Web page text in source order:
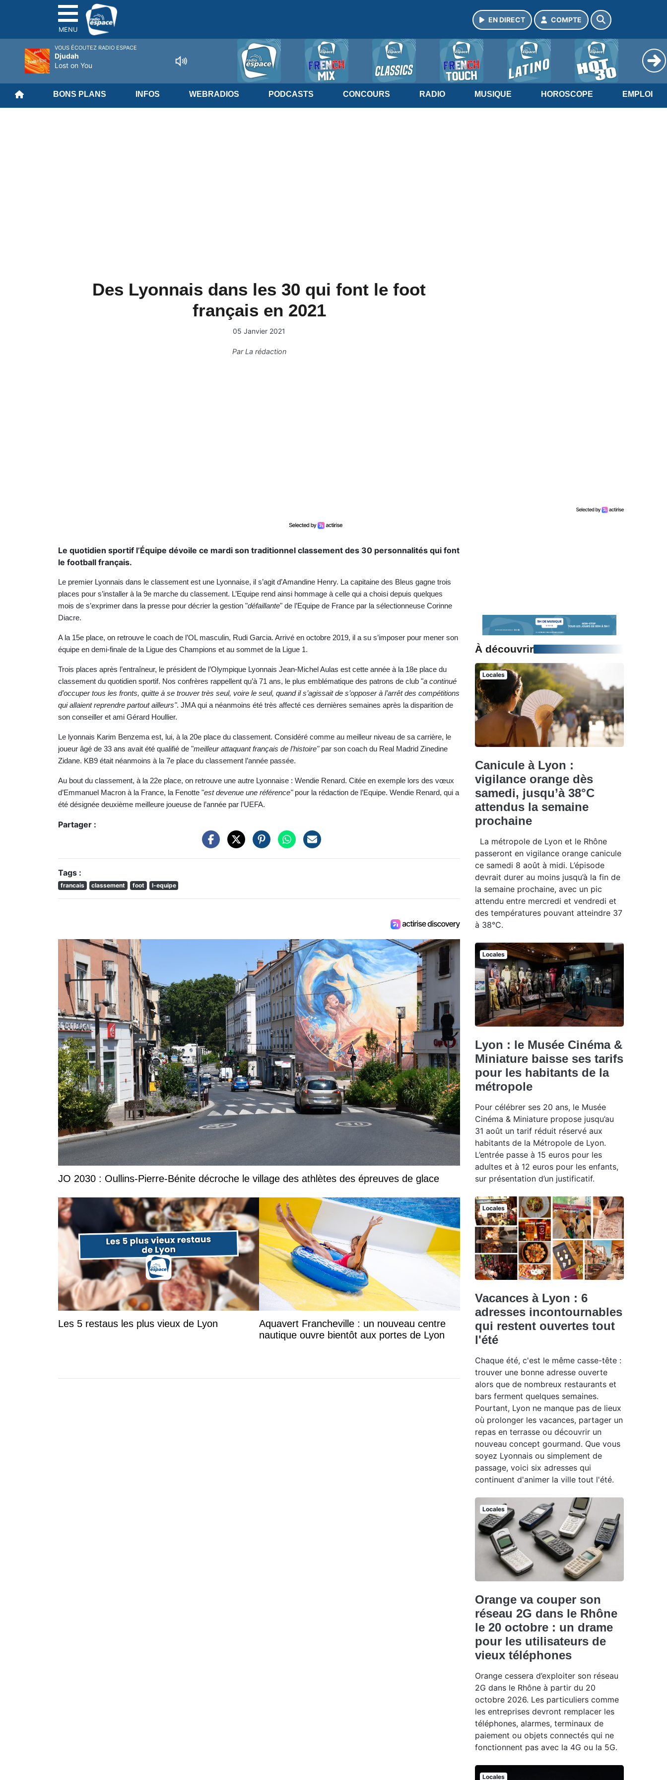
MENU
EN DIRECT COMPTE
BONS PLANS INFOS WEBRADIOS PODCASTS CONCOURS RADIO MUSIQUE HOROSCOPE EMPLOI
Des Lyonnais dans les 30 qui font le foot
français en 2021
05 Janvier 2021
ParLa rédaction
Le quotidien sportif l’Équipe dévoile ce mardi son traditionnel classement des 30 personnalités qui font
le football français.
Le premier Lyonnais dans le classement est une Lyonnaise, il s’agit d’Amandine Henry. La capitaine des Bleus gagne trois
places pour s’installer à la 9e marche du classement. L’Equipe rend ainsi hommage à celle qui a choisi depuis quelques
mois de s’exprimer dans la presse pour décrier la gestion "défaillante" de l’Equipe de France par la sélectionneuse Corinne
Diacre.
A la 15e place, on retrouve le coach de l’OL masculin, Rudi Garcia. Arrivé en octobre 2019, il a su s’imposer pour mener son
équipe en demi-finale de la Ligue des Champions et au sommet de la Ligue 1.
Trois places après l’entraîneur, le président de l’Olympique Lyonnais Jean-Michel Aulas est cette année à la 18e place du
classement du quotidien sportif. Nos confrères rappellent qu’à 71 ans, le plus emblématique des patrons de club "a continué
d’occuper tous les fronts, quitte à se trouver très seul, voire le seul, quand il s’agissait de s’opposer à l’arrêt des compétitions
qui allaient reprendre partout ailleurs". JMA qui a néanmoins été très affecté ces dernières semaines après la disparition de
son conseiller et ami Gérard Houllier.
Le lyonnais Karim Benzema est, lui, à la 20e place du classement. Considéré comme au meilleur niveau de sa carrière, le
joueur âgé de 33 ans avait été qualifié de "meilleur attaquant français de l’histoire"par son coach du Real Madrid Zinedine
Zidane. KB9 était néanmoins à la 7e place du classement l’année passée.
Au bout du classement, à la 22e place, on retrouve une autre Lyonnaise : Wendie Renard. Citée en exemple lors des vœux
d’Emmanuel Macron à la France, la Fenotte "est devenue une référence" pour la rédaction de l’Equipe. Wendie Renard, qui a
été désignée deuxième meilleure joueuse de l’année par l’UEFA.
Partager :
Tags :
francais classement foot l-equipe
JO 2030 : Oullins-Pierre-Bénite décroche le village des athlètes des épreuves de glace
Les 5 restaus les plus vieux de Lyon
Aquavert Francheville : un nouveau centre
nautique ouvre bientôt aux portes de Lyon
À découvrir
Locales
Canicule à Lyon :
vigilance orange dès
samedi, jusqu’à 38°C
attendus la semaine
prochaine
La métropole de Lyon et le Rhône
passeront en vigilance orange canicule
ce samedi 8 août à midi. L’épisode
devrait durer au moins jusqu’à la fin de
la semaine prochaine, avec un pic
attendu entre mercredi et vendredi et
des températures pouvant atteindre 37
à 38°C.
Locales
Lyon : le Musée Cinéma &
Miniature baisse ses tarifs
pour les habitants de la
métropole
Pour célébrer ses 20 ans, le Musée
Cinéma & Miniature propose jusqu’au
31 août un tarif réduit réservé aux
habitants de la Métropole de Lyon.
L’entrée passe à 15 euros pour les
adultes et à 12 euros pour les enfants,
sur présentation d’un justificatif.
Locales
Vacances à Lyon : 6
adresses incontournables
qui restent ouvertes tout
l'été
Chaque été, c'est le même casse-tête :
trouver une bonne adresse ouverte
alors que de nombreux restaurants et
bars ferment quelques semaines.
Pourtant, Lyon ne manque pas de lieux
où prolonger les vacances, partager un
repas en terrasse ou découvrir un
nouveau concept gourmand. Que vous
soyez Lyonnais ou simplement de
passage, voici six adresses qui
continuent d'animer la ville tout l'été.
Locales
Orange va couper son
réseau 2G dans le Rhône
le 20 octobre : un drame
pour les utilisateurs de
vieux téléphones
Orange cessera d’exploiter son réseau
2G dans le Rhône à partir du 20
octobre 2026. Les particuliers comme
les entreprises devront remplacer les
téléphones, alarmes, terminaux de
paiement ou objets connectés qui ne
fonctionnent pas avec la 4G ou la 5G.
Locales
VOUS ÉCOUTEZ RADIO ESPACE
Djudah
Lost on You